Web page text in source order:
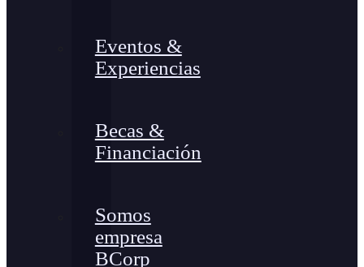
Eventos &
Experiencias
Becas &
Financiación
Somos
empresa
BCorp